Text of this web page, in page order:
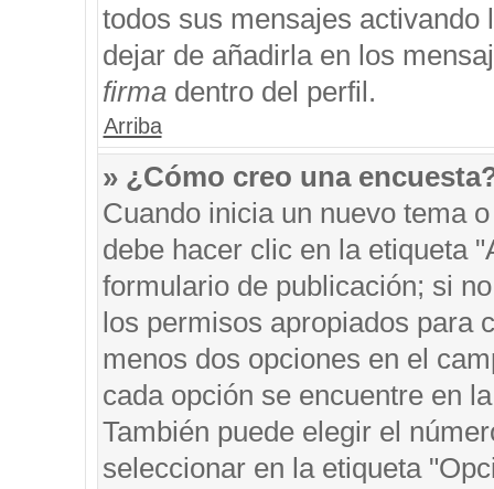
todos sus mensajes
dejar de añadirla en los
firmadentro del perfil.
Arriba
» ¿Cómo creo una
Cuando inicia un nuevo tema
debe hacer clic en la etiqueta
formulario de publicación; si
los permisos apropiados para
menos dos opciones en el
cada opción se encuentre en
También puede elegir el
seleccionar en la etiqueta